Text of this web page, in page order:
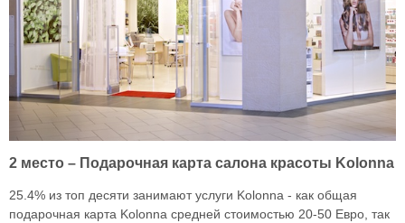
2 место – Подарочная карта салона красоты Kolonna
25.4% из топ десяти занимают услуги Kolonna - как общая
подарочная карта Kolonna средней стоимостью 20-50 Евро, так